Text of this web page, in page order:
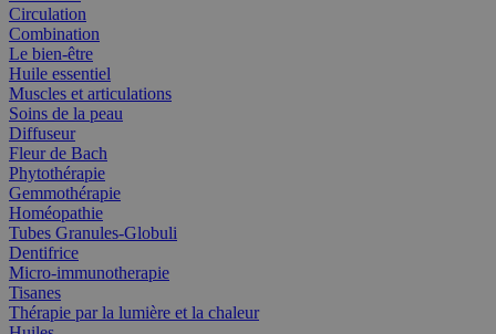
Circulation
Combination
Le bien-être
Huile essentiel
Muscles et articulations
Soins de la peau
Diffuseur
Fleur de Bach
Phytothérapie
Gemmothérapie
Homéopathie
Tubes Granules-Globuli
Dentifrice
Micro-immunotherapie
Tisanes
Thérapie par la lumière et la chaleur